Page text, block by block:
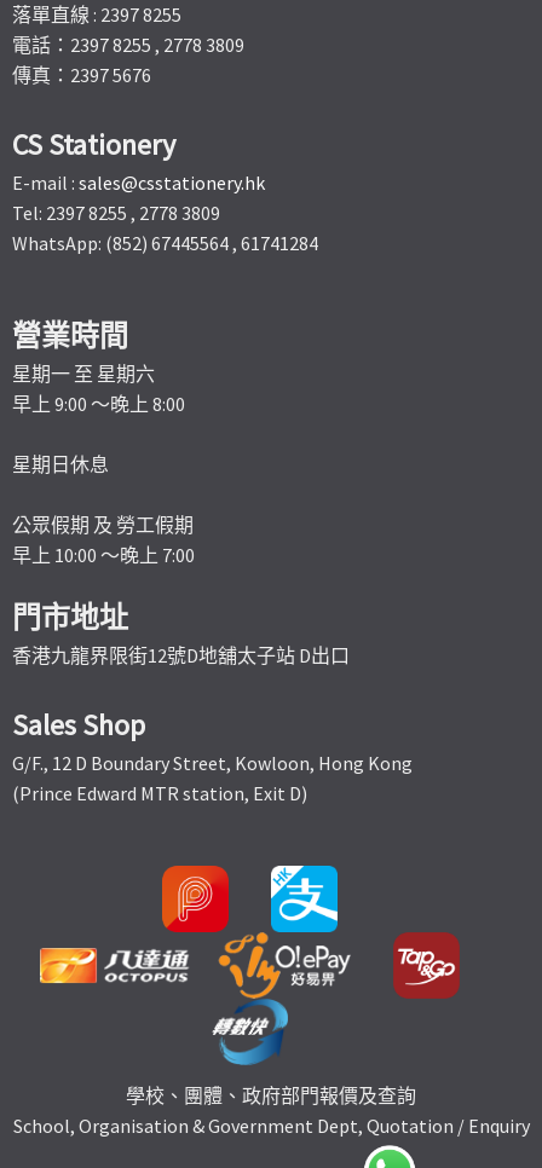
落單直線 : 2397 8255
電話：2397 8255 , 2778 3809
傳真：2397 5676
CS Stationery
E-mail : sales@csstationery.hk
Tel: 2397 8255 , 2778 3809
WhatsApp: (852) 67445564 , 61741284
營業時間
星期一 至 星期六
早上 9:00 ～晚上 8:00
星期日休息
公眾假期 及 勞工假期
早上 10:00 ～晚上 7:00
門市地址
香港九龍界限街12號D地舖太子站 D出口
Sales Shop
G/F., 12 D Boundary Street, Kowloon, Hong Kong
(Prince Edward MTR station, Exit D)
學校、團體、政府部門報價及查詢
School, Organisation & Government Dept, Quotation / Enquiry